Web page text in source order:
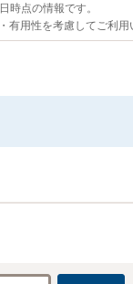
時点の情報です。
有用性を考慮してご利用